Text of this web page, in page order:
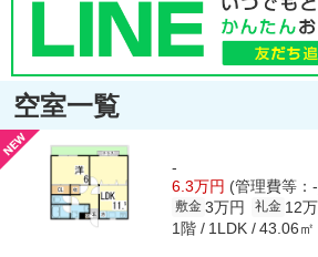
空室一覧
-
6.3万円 (管理費等：
敷金 3万円 礼金 12
1階 1LDK 43.06㎡